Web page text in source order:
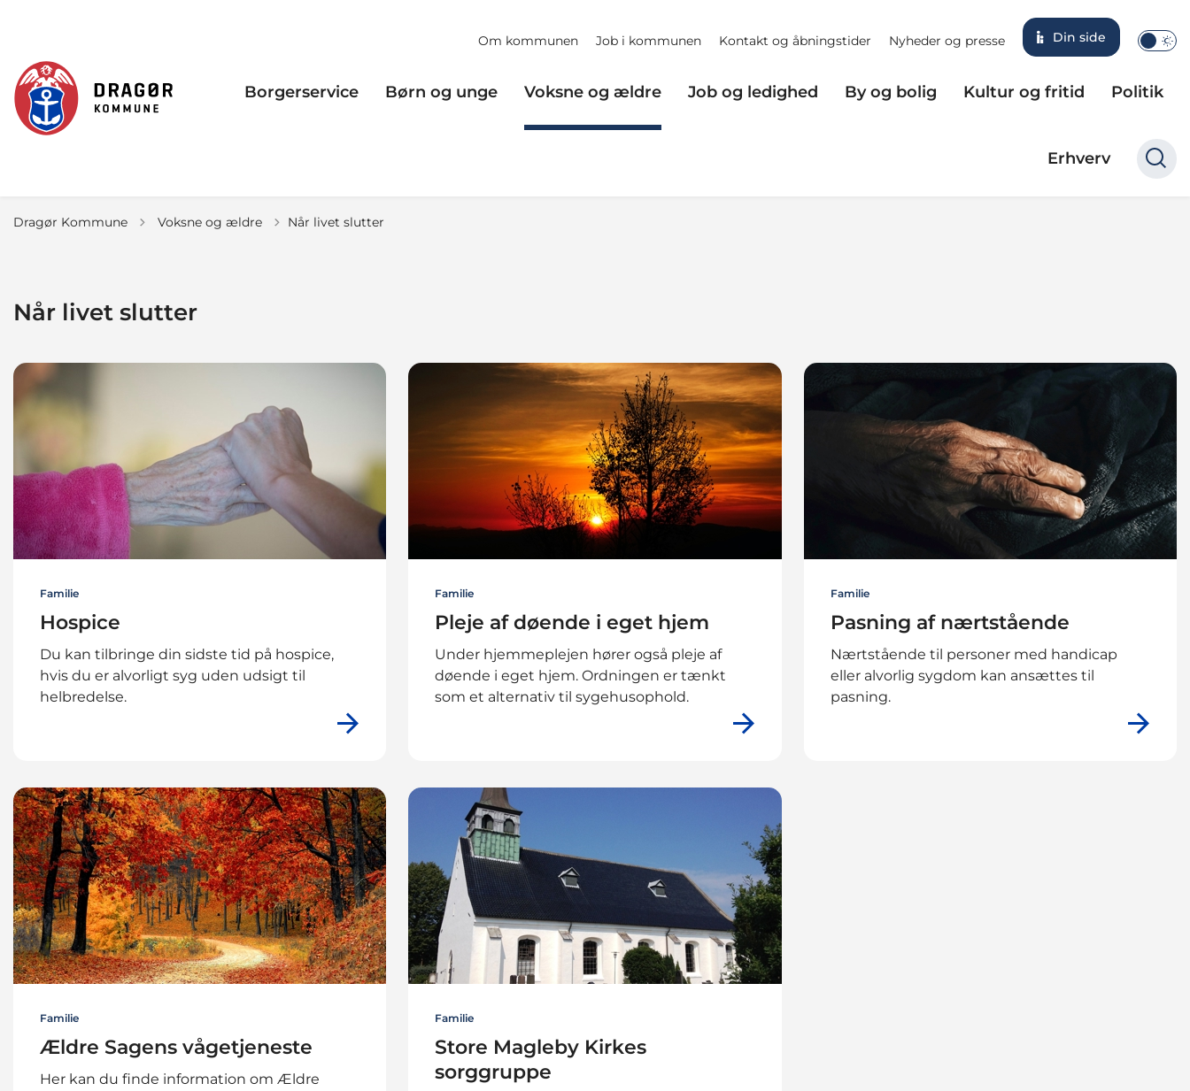
Om kommunen Job i kommunen Kontakt og åbningstider Nyheder og presse Din side
Borgerservice Børn og unge Voksne og ældre Job og ledighed By og bolig Kultur og fritid Politik
Erhverv
Dragør Kommune Tilbage til
Voksne og ældre Når livet slutter
Når livet slutter
Familie
Hospice
Du kan tilbringe din sidste tid på hospice,
hvis du er alvorligt syg uden udsigt til
helbredelse.
Familie
Pleje af døende i eget hjem
Under hjemmeplejen hører også pleje af
døende i eget hjem. Ordningen er tænkt
som et alternativ til sygehusophold.
Familie
Pasning af nærtstående
Nærtstående til personer med handicap
eller alvorlig sygdom kan ansættes til
pasning.
Familie
Ældre Sagens vågetjeneste
Her kan du finde information om Ældre
Familie
Store Magleby Kirkes
sorggruppe